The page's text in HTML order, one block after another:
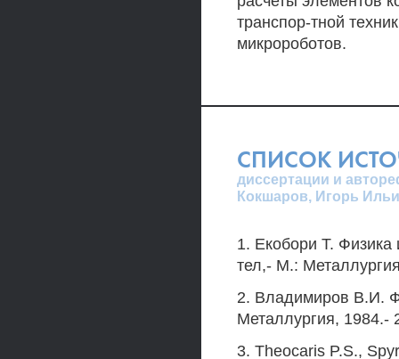
транспор-тной
микророботов.
СПИСОК
диссертации и
Кокшаров, Игорь
1. Екобори Т. Физика
тел,- М.:
2. Владимиров В.И.
Металлургия, 1984.-
3. Theocaris P.S.,